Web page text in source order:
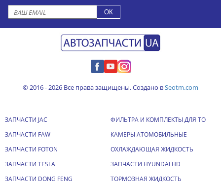
© 2016 - 2026 Все права защищены. Создано вSeotm.com
ЗАПЧАСТИ JAC
ЗАПЧАСТИ FAW
ЗАПЧАСТИ FOTON
ЗАПЧАСТИ TESLA
ЗАПЧАСТИ DONG FENG
ФИЛЬТРА И КОМПЛЕКТЫ ДЛЯ ТО
КАМЕРЫ АТОМОБИЛЬНЫЕ
ОХЛАЖДАЮЩАЯ ЖИДКОСТЬ
ЗАПЧАСТИ HYUNDAI HD
ТОРМОЗНАЯ ЖИДКОСТЬ